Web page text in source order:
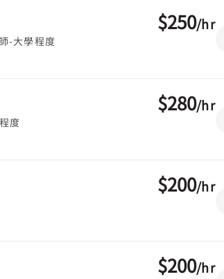
-大學程度
$250/hr
度
$280/hr
$200/hr
$200/hr